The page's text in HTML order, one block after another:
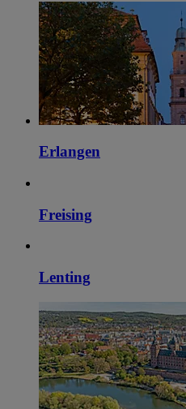
Erlangen
Freising
Lenting